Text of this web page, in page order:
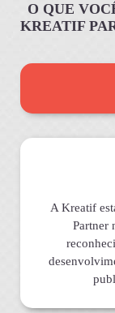
O QUE
KREATIF
A Kreatif
Partner